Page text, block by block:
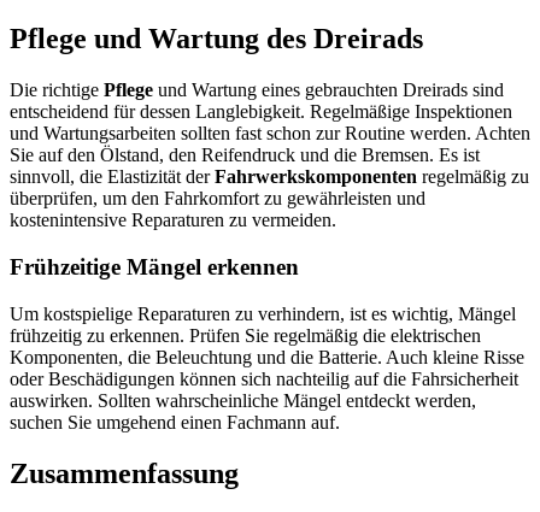
Pflege und Wartung des Dreirads
Die richtige Pflege und Wartung eines gebrauchten Dreirads sind
entscheidend für dessen Langlebigkeit. Regelmäßige Inspektionen
und Wartungsarbeiten sollten fast schon zur Routine werden. Achten
Sie auf den Ölstand, den Reifendruck und die Bremsen. Es ist
sinnvoll, die Elastizität derFahrwerkskomponenten regelmäßig zu
überprüfen, um den Fahrkomfort zu gewährleisten und
kostenintensive Reparaturen zu vermeiden.
Frühzeitige Mängel erkennen
Um kostspielige Reparaturen zu verhindern, ist es wichtig, Mängel
frühzeitig zu erkennen. Prüfen Sie regelmäßig die elektrischen
Komponenten, die Beleuchtung und die Batterie. Auch kleine Risse
oder Beschädigungen können sich nachteilig auf die Fahrsicherheit
auswirken. Sollten wahrscheinliche Mängel entdeckt werden,
suchen Sie umgehend einen Fachmann auf.
Zusammenfassung